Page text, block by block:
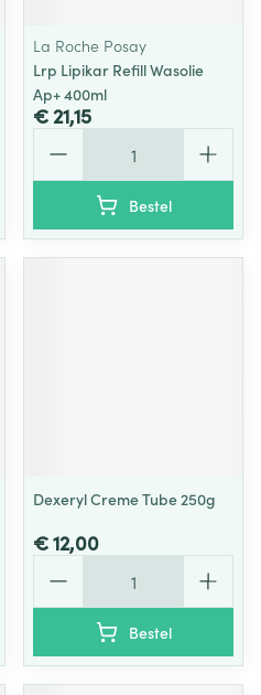
La Roche Posay
Lrp Lipikar Refill Wasolie
Ap+ 400ml
€ 21,15
Bestel
Dexeryl Creme Tube 250g
€ 12,00
Bestel